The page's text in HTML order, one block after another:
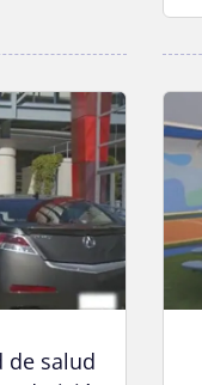
de salud